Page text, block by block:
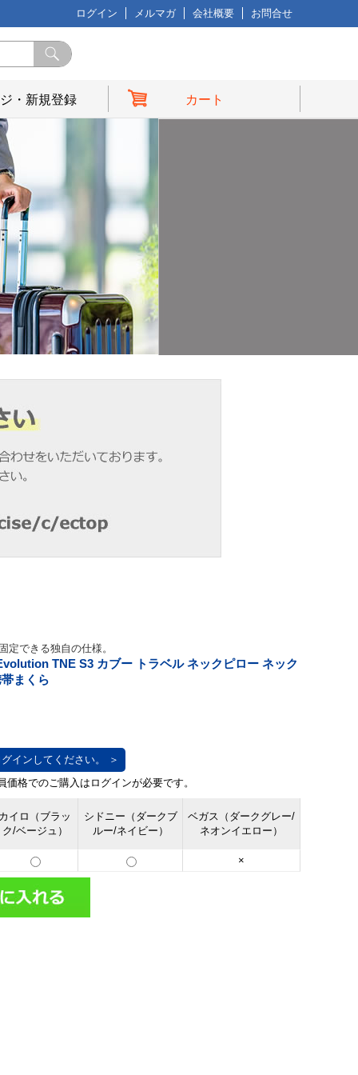
ログイン メルマガ 会社概要 お問合せ
・新規登録 カート
定できる独自の仕様。
TNE S3 カブー トラベル ネックピロー ネック
まくら
インしてください。 ＞
カイロ（ブラッ
ク/ベージュ）
シドニー（ダークブ
ルー/ネイビー）
ベガス（ダークグレー/
ネオンイエロー）
×